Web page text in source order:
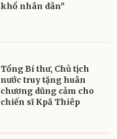
khổ nhân dân"
Tổng Bí thư, Chủ tịch
nước truy tặng huân
chương dũng cảm cho
chiến sĩ Kpă Thiêp